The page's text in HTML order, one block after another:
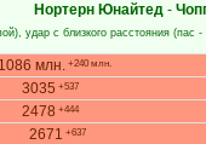
Нортерн Юнайтед -
удар с близкого расстояния (пас -
1086 млн. +240 млн.
3035 +537
2478 +444
2671 +637